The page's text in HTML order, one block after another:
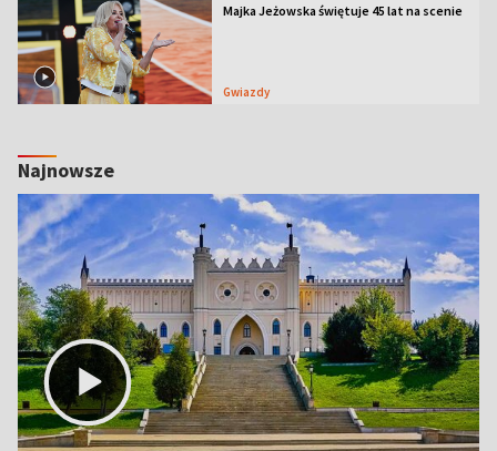
Majka Jeżowska świętuje 45 lat na scenie
Gwiazdy
Najnowsze